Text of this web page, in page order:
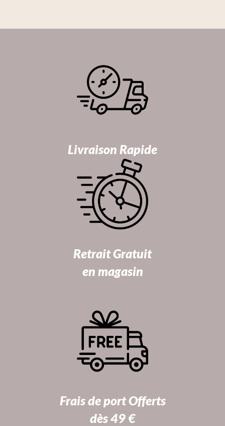
Livraison Rapide
Retrait Gratuit
en magasin
Frais de port Offerts
dès 49 €